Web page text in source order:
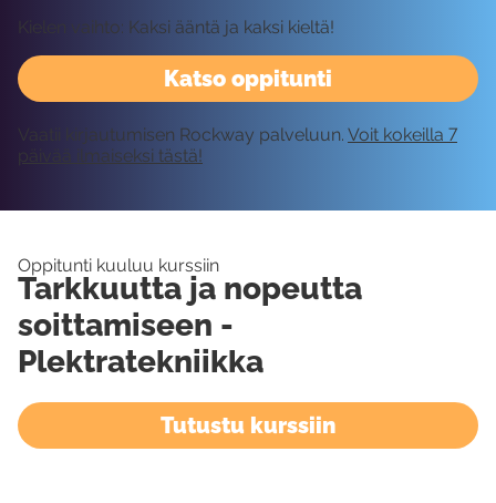
Katso oppitunti
Kielen vaihto: Kaksi ääntä ja kaksi kieltä!
Vaatii kirjautumisen Rockway palveluun. Voit kokeilla 7
päivää ilmaiseksi tästä!
Oppitunti kuuluu kurssiin
Tarkkuutta ja nopeutta
soittamiseen -
Plektratekniikka
Tutustu kurssiin